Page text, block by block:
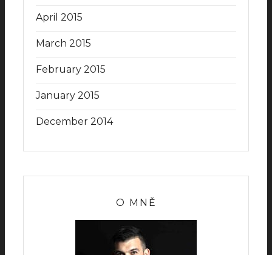
April 2015
March 2015
February 2015
January 2015
December 2014
O MNĚ